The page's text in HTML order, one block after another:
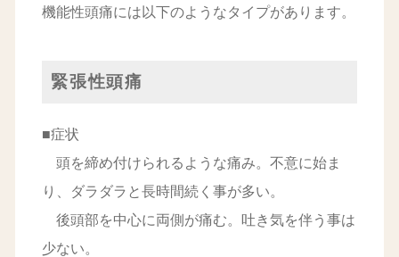
機能性頭痛には以下のようなタイプがあります。
緊張性頭痛
■症状
頭を締め付けられるような痛み。不意に始ま
り、ダラダラと長時間続く事が多い。
後頭部を中心に両側が痛む。吐き気を伴う事は
少ない。